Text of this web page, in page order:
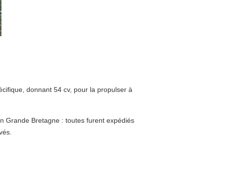
donnant 54 cv, pour la propulser à
Grande Bretagne : toutes furent expédiés